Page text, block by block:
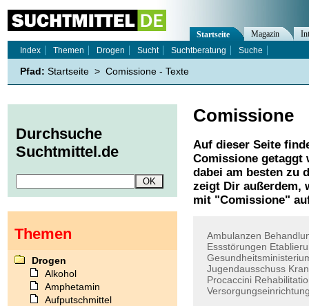
Comissione
Auf dieser Seite
Comissione getaggt
dabei am besten zu
zeigt Dir außerdem,
mit "Comissione"
Ambulanzen
Essstörungen
Jugendausschuss
Procaccini
Startseite Magazin
Index
Themen Drogen Sucht Suchtberatung Suche
Pfad: Startseite > Comissione - Texte
Durchsuche
Suchtmittel.de
Themen
Drogen
Alkohol
Amphetamin
Aufputschmittel